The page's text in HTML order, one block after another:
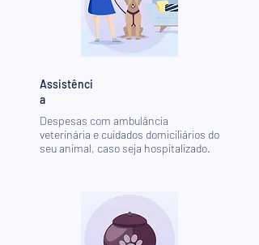
Assistênci
a
Despesas com ambulância
veterinária e cuidados domiciliários do
seu animal, caso seja hospitalizado.